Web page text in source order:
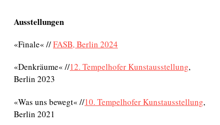
Ausstellungen
«Finale« //FASB, Berlin 2024
«Denkräume« //12. Tempelhofer Kunstausstellung,
Berlin 2023
«Was uns bewegt« //10. Tempelhofer Kunstausstellung,
Berlin 2021